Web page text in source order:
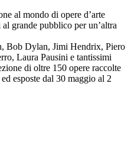
al mondo di opere d’arte
grande pubblico per un’altra
Bob Dylan, Jimi Hendrix, Piero
Laura Pausini e tantissimi
di oltre 150 opere raccolte
esposte dal 30 maggio al 2